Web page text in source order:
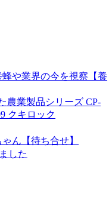
や業界の今を視察【養
農業製品シリーズ CP-
クキロック
ん【待ち合せ】
した